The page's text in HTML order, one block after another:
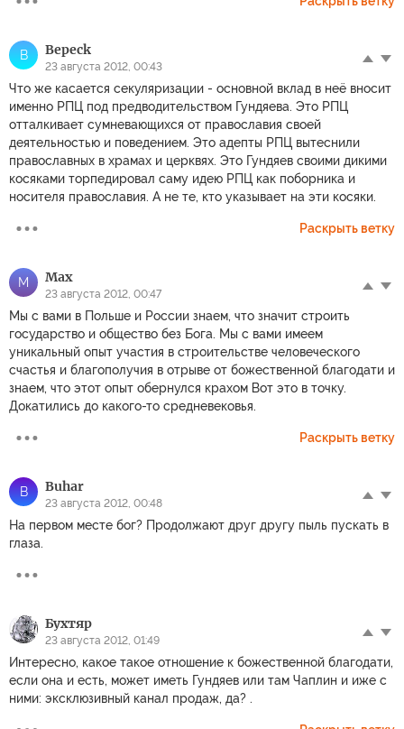
B Bepeck
23 августа 2012, 00:43
Что же касается секуляризации - основной вклад в неё вносит
именно РПЦ под предводительством Гундяева. Это РПЦ
отталкивает сумневающихся от православия своей
деятельностью и поведением. Это адепты РПЦ вытеснили
православных в храмах и церквях. Это Гундяев своими дикими
косяками торпедировал саму идею РПЦ как поборника и
носителя православия. А не те, кто указывает на эти косяки.
Раскрыть ветку
М Мах
23 августа 2012, 00:47
Мы с вами в Польше и России знаем, что значит строить
государство и общество без Бога. Мы с вами имеем
уникальный опыт участия в строительстве человеческого
счастья и благополучия в отрыве от божественной благодати и
знаем, что этот опыт обернулся крахом Вот это в точку.
Докатились до какого-то средневековья.
Раскрыть ветку
B Buhar
23 августа 2012, 00:48
На первом месте бог? Продолжают друг другу пыль пускать в
глаза.
Бухтяр
23 августа 2012, 01:49
Интересно, какое такое отношение к божественной благодати,
если она и есть, может иметь Гундяев или там Чаплин и иже с
ними: эксклюзивный канал продаж, да? .